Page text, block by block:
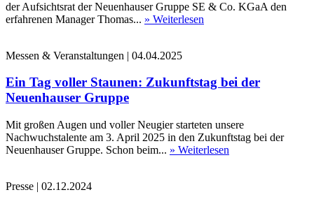
der Aufsichtsrat der Neuenhauser Gruppe SE & Co. KGaA den
erfahrenen Manager Thomas... » Weiterlesen
Messen & Veranstaltungen | 04.04.2025
Ein Tag voller Staunen: Zukunftstag bei der
Neuenhauser Gruppe
Mit großen Augen und voller Neugier starteten unsere
Nachwuchstalente am 3. April 2025 in den Zukunftstag bei der
Neuenhauser Gruppe. Schon beim... » Weiterlesen
Presse | 02.12.2024